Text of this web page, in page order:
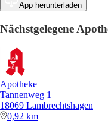
App herunterladen
Nächstgelegene
Apotheke
Tannenweg 1
18069 Lambrechtshagen
0,92 km